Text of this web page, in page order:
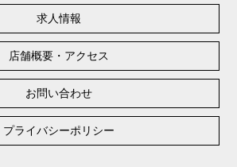
求人情報
店舗概要・アクセス
お問い合わせ
プライバシーポリシー